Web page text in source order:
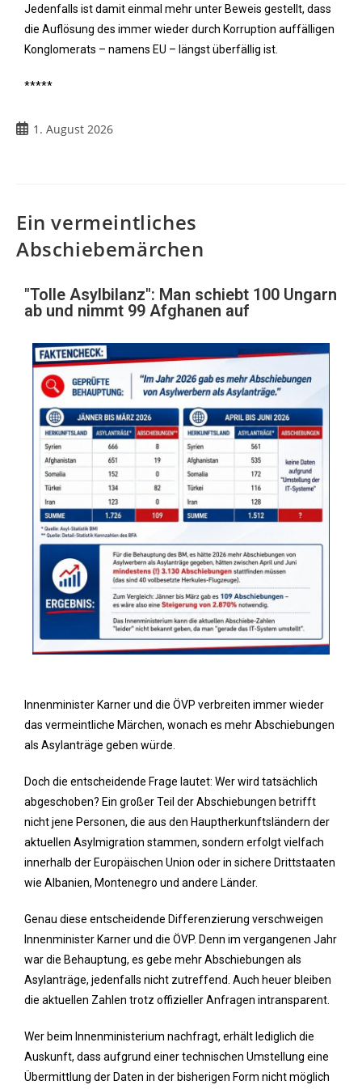
Jedenfalls ist damit einmal mehr unter Beweis gestellt, dass
die Auflösung des immer wieder durch Korruption auffälligen
Konglomerats – namens EU – längst überfällig ist.
*****
1. August 2026
Ein vermeintliches
Abschiebemärchen
"Tolle Asylbilanz": Man schiebt 100 Ungarn
ab und nimmt 99 Afghanen auf
Innenminister Karner und die ÖVP verbreiten immer wieder
das vermeintliche Märchen, wonach es mehr Abschiebungen
als Asylanträge geben würde.
Doch die entscheidende Frage lautet: Wer wird tatsächlich
abgeschoben? Ein großer Teil der Abschiebungen betrifft
nicht jene Personen, die aus den Hauptherkunftsländern der
aktuellen Asylmigration stammen, sondern erfolgt vielfach
innerhalb der Europäischen Union oder in sichere Drittstaaten
wie Albanien, Montenegro und andere Länder.
Genau diese entscheidende Differenzierung verschweigen
Innenminister Karner und die ÖVP. Denn im vergangenen Jahr
war die Behauptung, es gebe mehr Abschiebungen als
Asylanträge, jedenfalls nicht zutreffend. Auch heuer bleiben
die aktuellen Zahlen trotz offizieller Anfragen intransparent.
Wer beim Innenministerium nachfragt, erhält lediglich die
Auskunft, dass aufgrund einer technischen Umstellung eine
Übermittlung der Daten in der bisherigen Form nicht möglich